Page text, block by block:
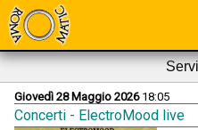
Giovedì 28 Maggio 202618:05
Concerti - ElectroMood live